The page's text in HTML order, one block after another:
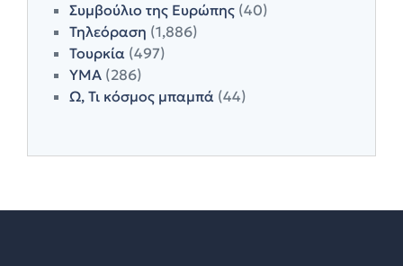
Συμβούλιο της Ευρώπης (40)
Τηλεόραση (1,886)
Τουρκία (497)
ΥΜΑ (286)
Ω, Τι κόσμος μπαμπά (44)